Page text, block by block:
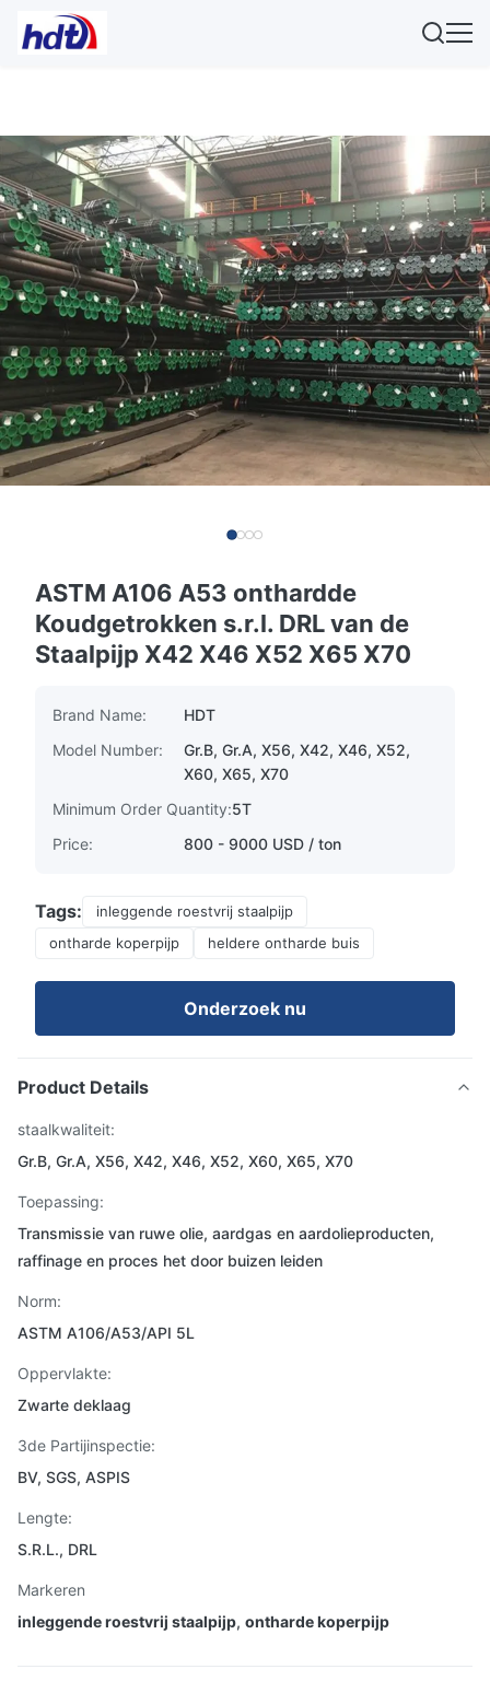
ASTM A106 A53 onthardde
Koudgetrokken s.r.l. DRL van de
Staalpijp X42 X46 X52 X65 X70
Brand Name:
HDT
Model Number:
Gr.B, Gr.A, X56, X42, X46, X52,
X60, X65, X70
Minimum Order Quantity:5T
Price:
800 - 9000 USD / ton
Tags:
inleggende roestvrij staalpijp
ontharde koperpijp
heldere ontharde buis
Onderzoek nu
Product Details
staalkwaliteit:
Gr.B, Gr.A, X56, X42, X46, X52, X60, X65, X70
Toepassing:
Transmissie van ruwe olie, aardgas en aardolieproducten,
raffinage en proces het door buizen leiden
Norm:
ASTM A106/A53/API 5L
Oppervlakte:
Zwarte deklaag
3de Partijinspectie:
BV, SGS, ASPIS
Lengte:
S.R.L., DRL
Markeren
inleggende roestvrij staalpijp, ontharde koperpijp